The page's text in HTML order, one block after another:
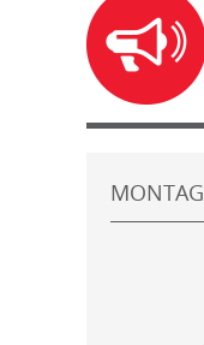
MONTAG